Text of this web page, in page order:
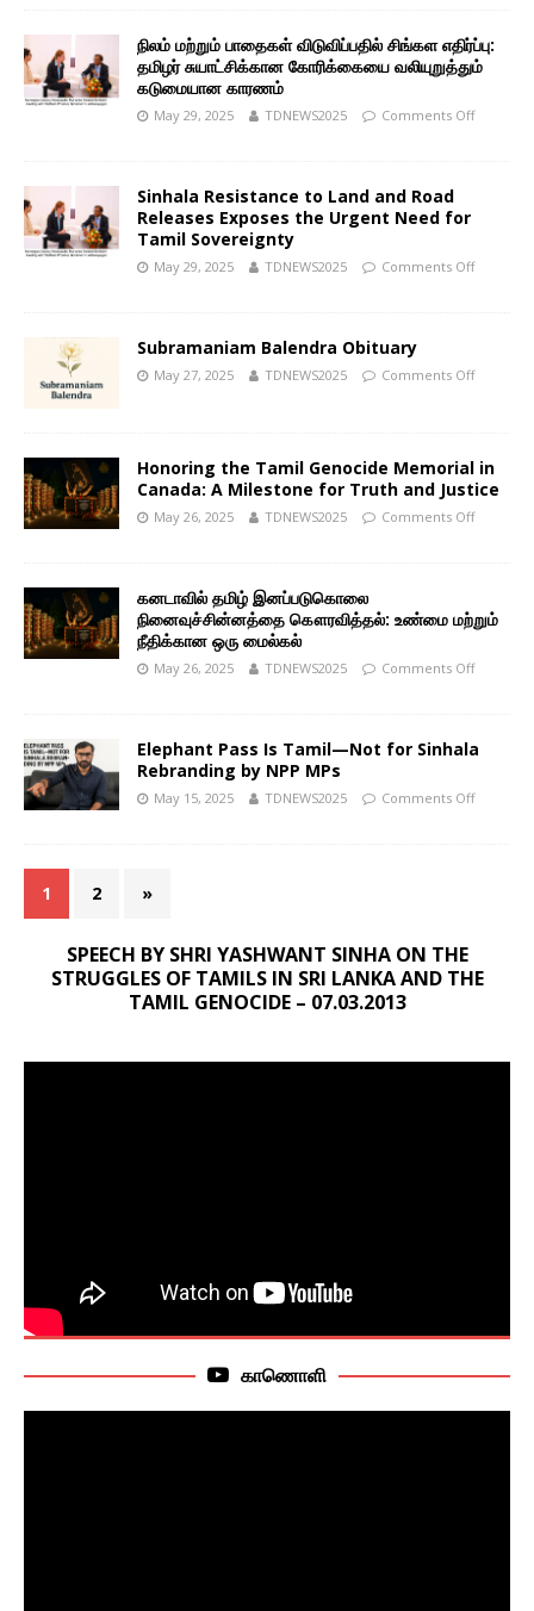
நிலம் மற்றும் பாதைகள் விடுவிப்பதில் சிங்கள எதிர்ப்பு:
தமிழர் சுயாட்சிக்கான கோரிக்கையை வலியுறுத்தும்
கடுமையான காரணம்
May 29, 2025 TDNEWS2025 Comments Off
Sinhala Resistance to Land and Road
Releases Exposes the Urgent Need for
Tamil Sovereignty
May 29, 2025 TDNEWS2025 Comments Off
Subramaniam Balendra Obituary
May 27, 2025 TDNEWS2025 Comments Off
Honoring the Tamil Genocide Memorial in
Canada: A Milestone for Truth and Justice
May 26, 2025 TDNEWS2025 Comments Off
கனடாவில் தமிழ் இனப்படுகொலை
நினைவுச்சின்னத்தை கௌரவித்தல்: உண்மை மற்றும்
நீதிக்கான ஒரு மைல்கல்
May 26, 2025 TDNEWS2025 Comments Off
Elephant Pass Is Tamil—Not for Sinhala
Rebranding by NPP MPs
May 15, 2025 TDNEWS2025 Comments Off
1 2 »
SPEECH BY SHRI YASHWANT SINHA ON THE
STRUGGLES OF TAMILS IN SRI LANKA AND THE
TAMIL GENOCIDE – 07.03.2013
காணொளி